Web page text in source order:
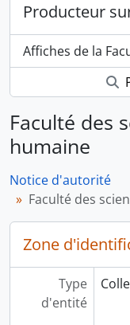
Producteur
Affiches de la
Faculté des
humaine
Notice d'autorité
Faculté des
Zone
Type
d'entité